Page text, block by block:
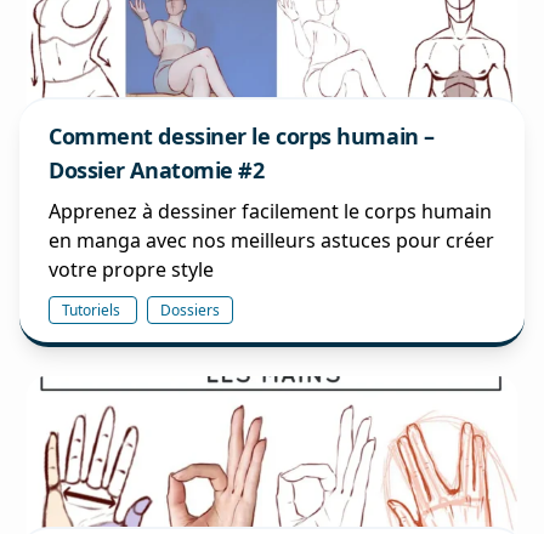
Comment dessiner le corps humain –
Dossier Anatomie #2
Apprenez à dessiner facilement le corps humain
en manga avec nos meilleurs astuces pour créer
votre propre style
Tutoriels Dossiers